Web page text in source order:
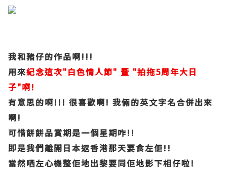
我和豬仔的作品啊!!!
用來紀念這次"白色情人節" 暨 "拍拖5周年大日
子"啊!
有意思的啊!!! 很喜歡啊! 我倆的英文字名合併出來
啊!
可惜餅餅品賞期是一個星期咋!!
即是我們離開日本返香港那天要食左佢!!
當然哂左心機整佢地出黎要同佢地影下相仔啦!